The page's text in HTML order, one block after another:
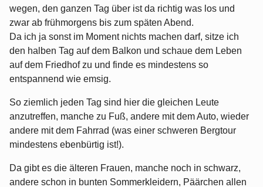
wegen, den ganzen Tag über ist da richtig was los und
zwar ab frühmorgens bis zum späten Abend.
Da ich ja sonst im Moment nichts machen darf, sitze ich
den halben Tag auf dem Balkon und schaue dem Leben
auf dem Friedhof zu und finde es mindestens so
entspannend wie emsig.
So ziemlich jeden Tag sind hier die gleichen Leute
anzutreffen, manche zu Fuß, andere mit dem Auto, wieder
andere mit dem Fahrrad (was einer schweren Bergtour
mindestens ebenbürtig ist!).
Da gibt es die älteren Frauen, manche noch in schwarz,
andere schon in bunten Sommerkleidern, Päärchen allen